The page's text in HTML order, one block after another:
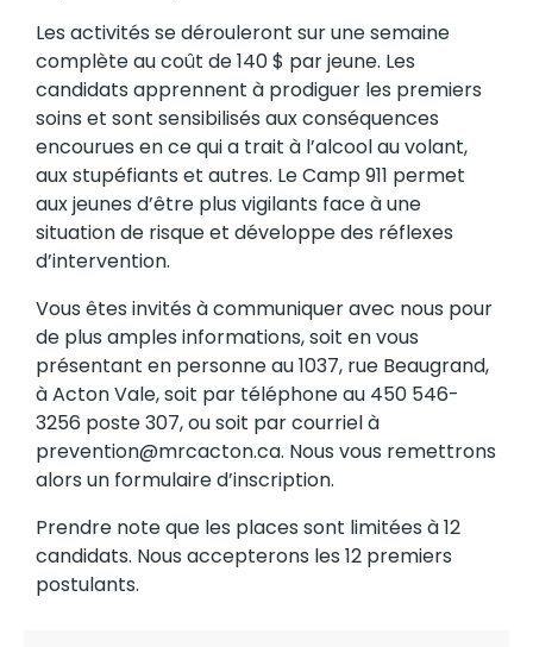
Les activités se dérouleront sur une semaine
complète au coût de 140 $ par jeune. Les
candidats apprennent à prodiguer les premiers
soins et sont sensibilisés aux conséquences
encourues en ce qui a trait à l’alcool au volant,
aux stupéfiants et autres. Le Camp 911 permet
aux jeunes d’être plus vigilants face à une
situation de risque et développe des réflexes
d’intervention.
Vous êtes invités à communiquer avec nous pour
de plus amples informations, soit en vous
présentant en personne au 1037, rue Beaugrand,
à Acton Vale, soit par téléphone au 450 546-
3256 poste 307, ou soit par courriel à
prevention@mrcacton.ca. Nous vous remettrons
alors un formulaire d’inscription.
Prendre note que les places sont limitées à 12
candidats. Nous accepterons les 12 premiers
postulants.